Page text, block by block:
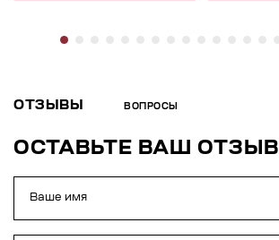
ОТЗЫВЫ ВОПРОСЫ
ОСТАВЬТЕ ВАШ ОТЗЫВ